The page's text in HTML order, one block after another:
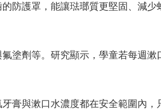
防護罩，能讓琺瑯質更堅固、減
塗劑等。研究顯示，學童若每週
膏與漱口水濃度都在安全範圍內